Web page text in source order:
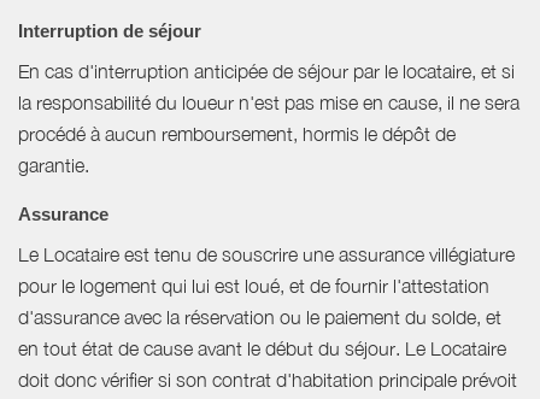
Interruption de séjour
En cas d'interruption anticipée de séjour par le locataire, et si
la responsabilité du loueur n'est pas mise en cause, il ne sera
procédé à aucun remboursement, hormis le dépôt de
garantie.
Assurance
Le Locataire est tenu de souscrire une assurance villégiature
pour le logement qui lui est loué, et de fournir l'attestation
d'assurance avec la réservation ou le paiement du solde, et
en tout état de cause avant le début du séjour. Le Locataire
doit donc vérifier si son contrat d'habitation principale prévoit